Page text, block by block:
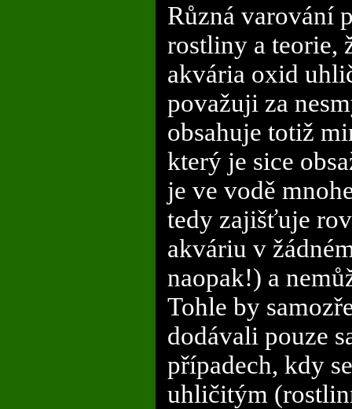
Různá varování
rostliny a teorie,
akvária oxid
považuji za
obsahuje totiž
který je sice
je ve vodě
tedy zajišťuje
akváriu v
naopak!) a
Tohle by
dodávali pouze
případech, kdy
uhličitým